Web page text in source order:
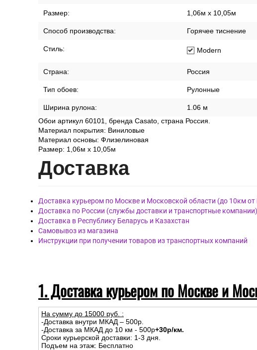
Размер: 1,06м х 10,05м
Способ производства: Горячее тиснение
Стиль: Modern
Страна: Россия
Тип обоев: Рулонные
Ширина рулона:
1.06 м
Обои артикул 60101, бренда Casato, страна Россия.
Материал покрытия: Виниловые
Материал основы: Флизелиновая
Размер: 1,06м х 10,05м
Доставка
Доставка курьером по Москве и Московской области (до 10км
Доставка по России (службы доставки и транспортные компании)
Доставка в Республику Беларусь и Казахстан
Самовывоз из магазина
Инструкции при получении товаров из транспортных компаний
1. Доставка курьером по Москве и
На сумму до 15000 руб. :
-Доставка внутри МКАД – 500р.
-Доставка за МКАД до 10 км - 500р+30р/км.
Сроки курьерской доставки: 1-3 дня.
Подъем на этаж: Бесплатно